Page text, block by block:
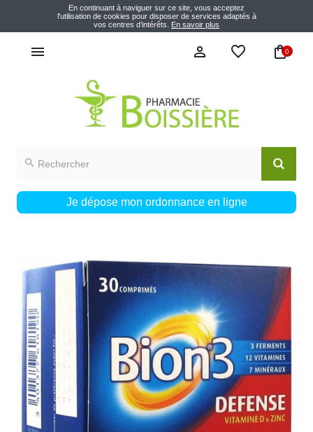
En continuant à naviguer sur ce site, vous acceptez
l'utilisation de cookies pour disposer de services adaptés à
vos centres d’intérêts. En savoir plus
0
Je dépose mon ordonnance en ligne